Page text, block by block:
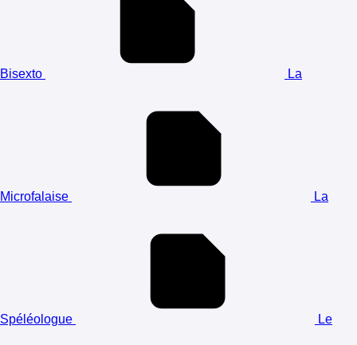
Bisexto La
Microfalaise La
Spéléologue Le